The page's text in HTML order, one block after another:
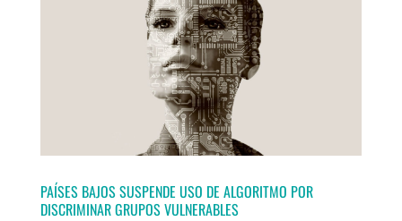
PAÍSES BAJOS SUSPENDE USO DE ALGORITMO POR
DISCRIMINAR GRUPOS VULNERABLES